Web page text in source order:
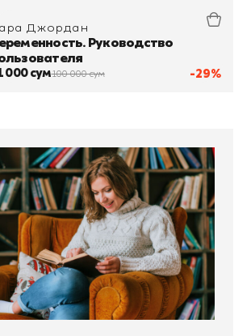
-29%
Джордан
Руководство
000 сум100 000 сум